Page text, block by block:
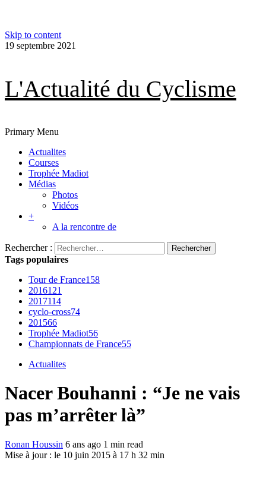
Skip to content
19 septembre 2021
L'Actualité du Cyclisme
Primary Menu
Actualites
Courses
Trophée Madiot
Médias
Photos
Vidéos
+
A la rencontre de
Rechercher :
Tags populaires
Tour de France158
2016121
2017114
cyclo-cross74
201566
Trophée Madiot56
Championnats de France55
Actualites
Nacer Bouhanni : “Je ne vais
pas m’arrêter là”
Ronan Houssin 6 ans ago 1 min read
Mise à jour : le 10 juin 2015 à 17 h 32 min